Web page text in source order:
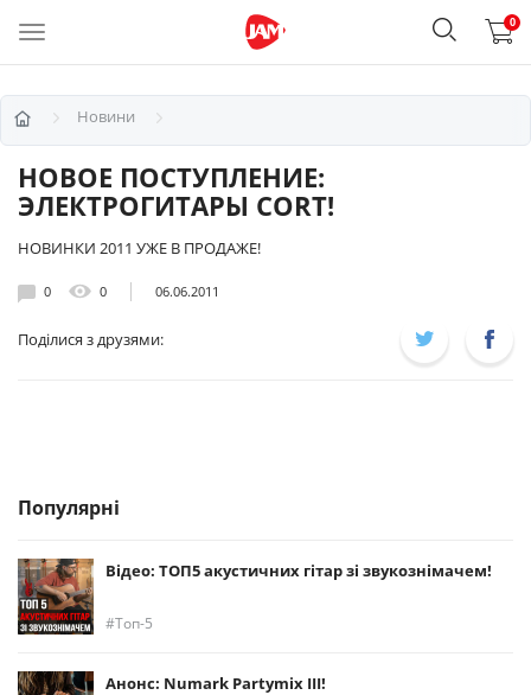
0
Новини
НОВОЕ ПОСТУПЛЕНИЕ:
ЭЛЕКТРОГИТАРЫ CORT!
НОВИНКИ 2011 УЖЕ В ПРОДАЖЕ!
0 0 06.06.2011
Поділися з друзями:
Популярні
Відео: ТОП5 акустичних гітар зі звукознімачем!
Топ-5
Анонс: Numark Partymix III!